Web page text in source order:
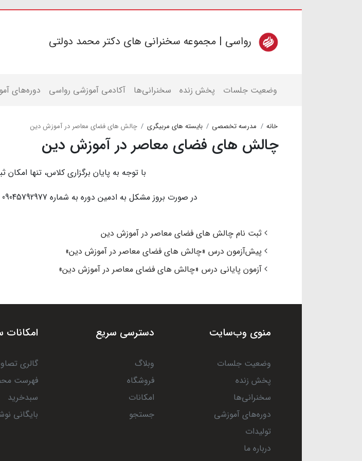
رواسی | مجموعه سخنرانی های دکتر محمد دولتی
وضعیت جلسات پخش زنده سخنرانی‌ها آکادمی آموزشی رواسی دوره‌های
خانه مدرسه تخصصی بایسته های مربیگری چالش های فضای معاصر در آموزش دین
چالش های فضای معاصر در آموزش دین
با توجه به پایان برگزاری کلاس، تنها
در صورت بروز مشکل به ادمین دوره به شماره 09045792977 یا آی‌دی @rawasi_edu_pro در تلگرام پیام دهید.
ثبت نام چالش های فضای معاصر در آموزش دین
پیش‌آزمون درس «چالش های فضای معاصر در آموزش دین»
آزمون پایانی درس «چالش های فضای معاصر در آموزش دین»
منوی وب‌سایت
وضعیت جلسات
پخش زنده
سخنرانی‌ها
دوره‌های آموزشی
تولیدات
درباره ما
دسترسی سریع
وبلاگ
فروشگاه
امکانات
جستجو
گالری
فهرست
سبدخرید
بایگانی